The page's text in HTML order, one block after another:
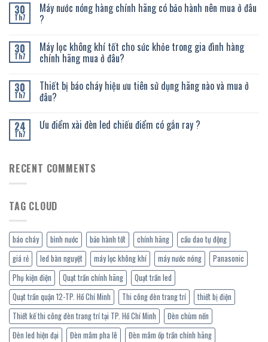
30
Th7
Máy nước nóng hàng chính hãng có bảo hành nên mua ở đâu
?
30
Th7
Máy lọc không khí tốt cho sức khỏe trong gia đình hàng
chính hãng mua ở đâu?
30
Th7
Thiết bị báo cháy hiệu ưu tiên sử dụng hãng nào và mua ở
đâu?
24
Th7
Ưu điểm xài đèn led chiếu điểm có gắn ray ?
RECENT COMMENTS
TAG CLOUD
báo cháy bình nước bảo hành tốt chính hãng
cầu dao tự động
giá rẻ
led bàn nguyệt máy lọc không khí máy nước nóng
Panasonic
Phụ kiện điện
Quạt trần chính hãng
Quạt trần led
Quạt trần quận 12-TP. Hồ Chí Minh
Thi công đèn trang trí
thiết bị điện
Thiết kế thi công đèn trang trí tại TP. Hồ Chí Minh
Đèn chùm nến
Đèn led hiện đại
Đèn mâm pha lê
Đèn mâm ốp trần chính hãng